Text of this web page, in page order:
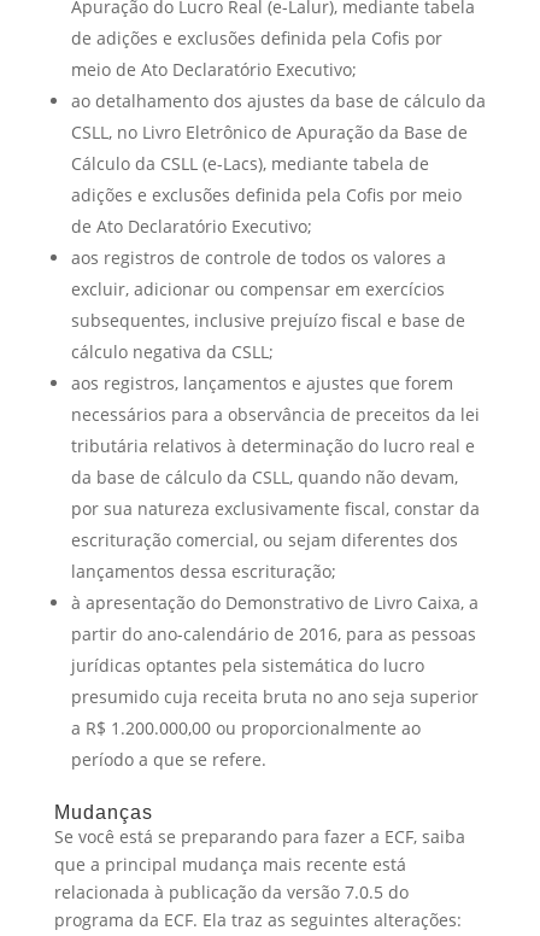
Apuração do Lucro Real (e-Lalur), mediante tabela
de adições e exclusões definida pela Cofis por
meio de Ato Declaratório Executivo;
ao detalhamento dos ajustes da base de cálculo da
CSLL, no Livro Eletrônico de Apuração da Base de
Cálculo da CSLL (e-Lacs), mediante tabela de
adições e exclusões definida pela Cofis por meio
de Ato Declaratório Executivo;
aos registros de controle de todos os valores a
excluir, adicionar ou compensar em exercícios
subsequentes, inclusive prejuízo fiscal e base de
cálculo negativa da CSLL;
aos registros, lançamentos e ajustes que forem
necessários para a observância de preceitos da lei
tributária relativos à determinação do lucro real e
da base de cálculo da CSLL, quando não devam,
por sua natureza exclusivamente fiscal, constar da
escrituração comercial, ou sejam diferentes dos
lançamentos dessa escrituração;
à apresentação do Demonstrativo de Livro Caixa, a
partir do ano-calendário de 2016, para as pessoas
jurídicas optantes pela sistemática do lucro
presumido cuja receita bruta no ano seja superior
a R$ 1.200.000,00 ou proporcionalmente ao
período a que se refere.
Mudanças
Se você está se preparando para fazer a ECF, saiba
que a principal mudança mais recente está
relacionada à publicação da versão 7.0.5 do
programa da ECF. Ela traz as seguintes alterações: